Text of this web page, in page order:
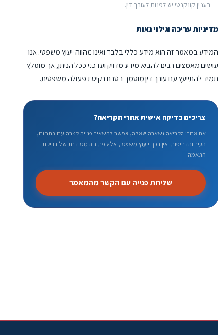
בעניין קונקרטי יש לפנות לעורך דין.
מדיניות עריכה וגילוי נאות
המידע במאמר זה הוא מידע כללי בלבד ואינו מהווה ייעוץ משפטי. אנו
עושים מאמצים רבים להביא מידע מדויק ועדכני ככל הניתן, אך מומלץ
תמיד להתייעץ עם עורך דין מוסמך בטרם נקיטת פעולה משפטית.
צריכים בדיקה אישית אחרי הקריאה?
אם אחרי הקריאה נשארה שאלה, אפשר להשאיר פנייה קצרה עם התחום,
העיר והדחיפות. אין בכך ייעוץ משפטי, אלא פתיחה מסודרת של בדיקת
התאמה.
שליחת פנייה עם הקשר מהמאמר